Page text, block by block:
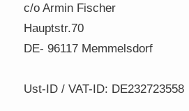
c/o Armin Fischer
Hauptstr.70
DE- 96117 Memmelsdorf
Ust-ID / VAT-ID: DE232723558